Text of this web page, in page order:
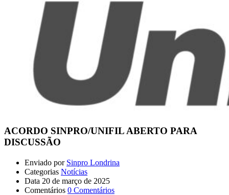
ACORDO SINPRO/UNIFIL ABERTO PARA
DISCUSSÃO
Enviado por Sinpro Londrina
Categorias Notícias
Data 20 de março de 2025
Comentários 0 Comentários